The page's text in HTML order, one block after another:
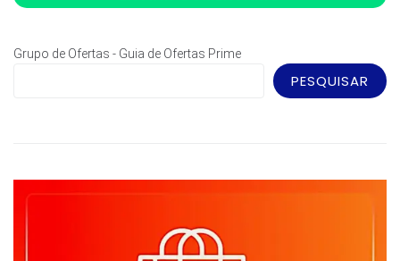
Grupo de Ofertas - Guia de Ofertas Prime
PESQUISAR